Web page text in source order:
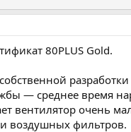
80PLUS Gold.
— среднее время
вентилятор очень
воздушных фильтров.